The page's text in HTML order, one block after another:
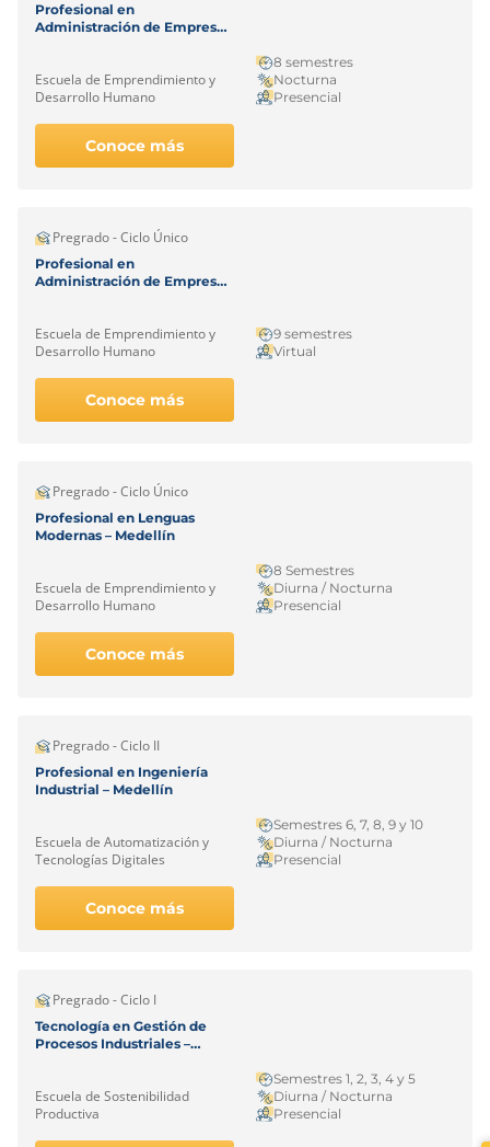
Profesional en
Administración de Empresas
Escuela de Emprendimiento y
Desarrollo Humano
8 semestres
Nocturna
Presencial
Conoce más
Pregrado - Ciclo Único
Profesional en
Administración de Empresas
Escuela de Emprendimiento y
Desarrollo Humano
9 semestres
Virtual
Conoce más
Pregrado - Ciclo Único
Profesional en Lenguas
Modernas – Medellín
Escuela de Emprendimiento y
Desarrollo Humano
8 Semestres
Diurna / Nocturna
Presencial
Conoce más
Pregrado - Ciclo II
Profesional en Ingeniería
Industrial – Medellín
Escuela de Automatización y
Tecnologías Digitales
Semestres 6, 7, 8, 9 y 10
Diurna / Nocturna
Presencial
Conoce más
Pregrado - Ciclo I
Tecnología en Gestión de
Procesos Industriales –
Escuela de Sostenibilidad
Productiva
Semestres 1, 2, 3, 4 y 5
Diurna / Nocturna
Presencial